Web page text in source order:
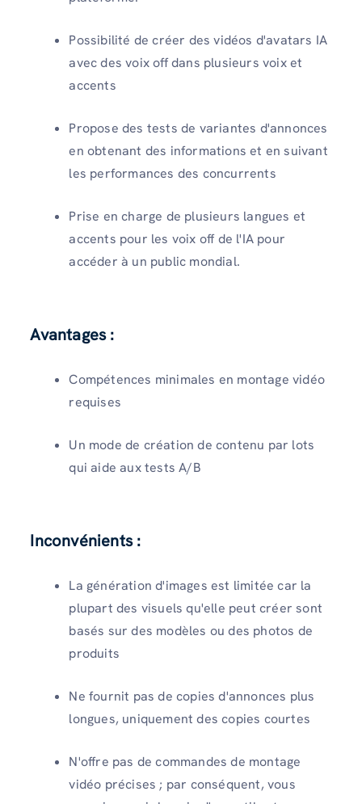
Possibilité de créer des vidéos d'avatars IA
avec des voix off dans plusieurs voix et
accents
Propose des tests de variantes d'annonces
en obtenant des informations et en suivant
les performances des concurrents
Prise en charge de plusieurs langues et
accents pour les voix off de l'IA pour
accéder à un public mondial.
Avantages :
Compétences minimales en montage vidéo
requises
Un mode de création de contenu par lots
qui aide aux tests A/B
Inconvénients :
La génération d'images est limitée car la
plupart des visuels qu'elle peut créer sont
basés sur des modèles ou des photos de
produits
Ne fournit pas de copies d'annonces plus
longues, uniquement des copies courtes
N'offre pas de commandes de montage
vidéo précises ; par conséquent, vous